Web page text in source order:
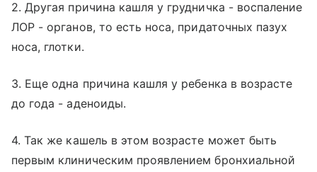
2. Другая причина кашля у грудничка - воспаление
ЛОР - органов, то есть носа, придаточных пазух
носа, глотки.
3. Еще одна причина кашля у ребенка в возрасте
до года - аденоиды.
4. Так же кашель в этом возрасте может быть
первым клиническим проявлением бронхиальной